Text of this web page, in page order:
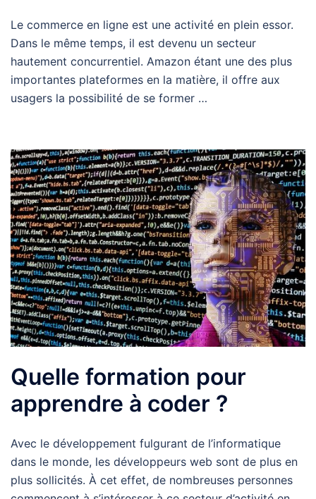
Le commerce en ligne est une activité en plein essor.
Dans le même temps, il est devenu un secteur
hautement concurrentiel. Amazon étant une des plus
importantes plateformes en la matière, il offre aux
usagers la possibilité de se former …
Quelle formation pour
apprendre à coder ?
Avec le développement fulgurant de l’informatique
dans le monde, les développeurs web sont de plus en
plus sollicités. À cet effet, de nombreuses personnes